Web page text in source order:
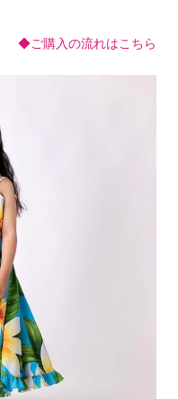
◆ご購入の流れはこちら